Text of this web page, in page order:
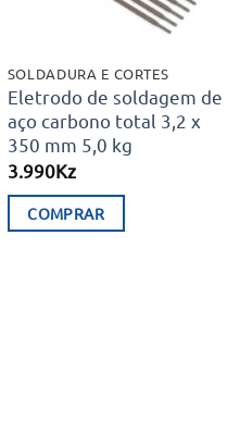
SOLDADURA E CORTES
Eletrodo de soldagem de
aço carbono total 3,2 x
350 mm 5,0 kg
3.990Kz
COMPRAR